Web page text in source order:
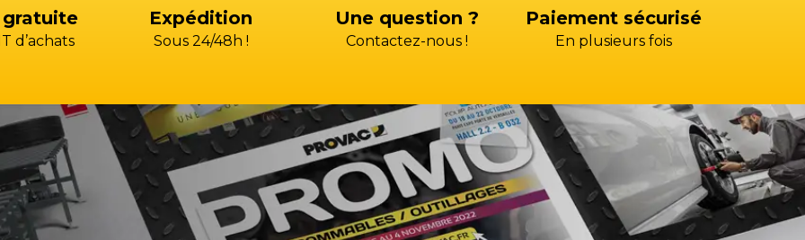
3)
04 42 15 35 35 (CHOIX 4)
gratuite
d’achats
Expédition
Sous 24/48h !
Une question ?
Contactez-nous !
Paiement sécurisé
En plusieurs fois